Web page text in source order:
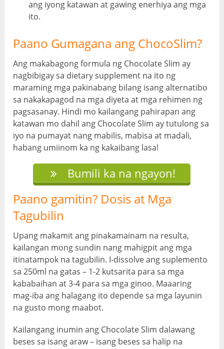
ang iyong katawan at gawing enerhiya ang mga
ito.
Paano Gumagana ang ChocoSlim?
Ang makabagong formula ng Chocolate Slim ay
nagbibigay sa dietary supplement na ito ng
maraming mga pakinabang bilang isang alternatibo
sa nakakapagod na mga diyeta at mga rehimen ng
pagsasanay. Hindi mo kailangang pahirapan ang
katawan mo dahil ang Chocolate Slim ay tutulong sa
iyo na pumayat nang mabilis, mabisa at madali,
habang umiinom ka ng kakaibang lasa!
Bumili ka na ngayon!
Paano gamitin? Dosis at Mga
Tagubilin
Upang makamit ang pinakamainam na resulta,
kailangan mong sundin nang mahigpit ang mga
itinatampok na tagubilin. I-dissolve ang suplemento
sa 250ml na gatas – 1-2 kutsarita para sa mga
kababaihan at 3-4 para sa mga ginoo. Maaaring
mag-iba ang halagang ito depende sa mga layunin
na gusto mong maabot.
Kailangang inumin ang Chocolate Slim dalawang
beses sa isang araw – isang beses sa halip na